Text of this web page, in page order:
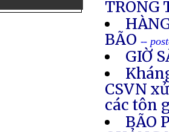
TRONG
BÃO --
GIỜ
CSVN
các tôn
BÃO